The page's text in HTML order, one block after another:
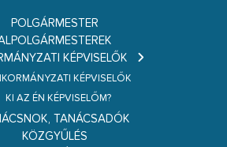
POLGÁRMESTER
KÉPVISELŐK
KÉPVISELŐK
KI AZ ÉN KÉPVISELŐM?
TANÁCSADÓK
KÖZGYŰLÉS